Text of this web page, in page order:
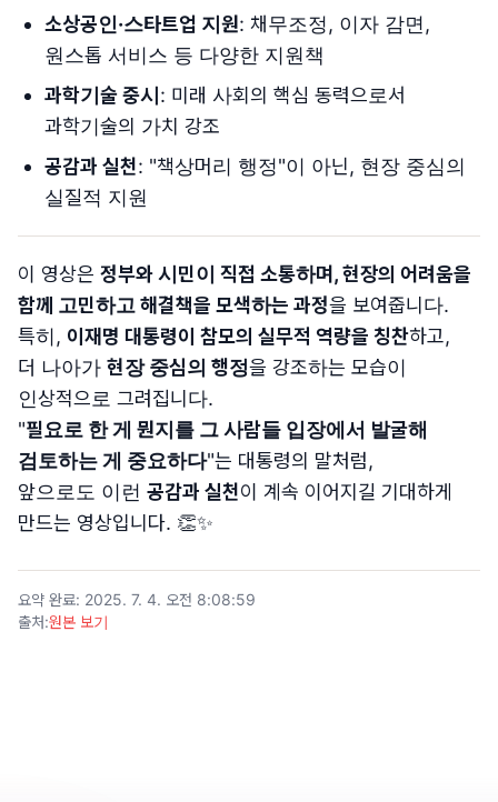
소상공인·스타트업 지원: 채무조정, 이자 감면,
원스톱 서비스 등 다양한 지원책
과학기술 중시 : 미래 사회의 핵심 동력으로서
과학기술의 가치 강조
공감과 실천: "책상머리 행정"이 아닌, 현장 중심의
실질적 지원
이 영상은 정부와 시민이 직접 소통하며, 현장의 어려움을
함께 고민하고 해결책을 모색하는 과정을 보여줍니다.
특히, 이재명 대통령이 참모의 실무적 역량을 칭찬하고,
더 나아가 현장 중심의 행정을 강조하는 모습이
인상적으로 그려집니다.
"필요로 한 게 뭔지를 그 사람들 입장에서 발굴해
검토하는 게 중요하다"는 대통령의 말처럼,
앞으로도 이런 공감과 실천이 계속 이어지길 기대하게
만드는 영상입니다. 👏✨
요약 완료: 2025. 7. 4. 오전 8:08:59
출처:원본 보기